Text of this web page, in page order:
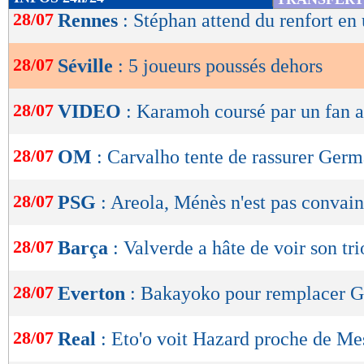
de
OK
28/07 Rennes : Stéphan attend du renfort en
28/07 Séville : 5 joueurs poussés dehors
28/07 VIDEO : Karamoh coursé par un fan
28/07 OM : Carvalho tente de rassurer
28/07 PSG : Areola, Ménès n'est pas
28/07 Barça : Valverde a hâte de voir son
28/07 Everton : Bakayoko pour remplacer
28/07 Real : Eto'o voit Hazard proche de